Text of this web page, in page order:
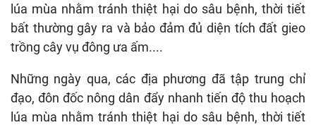
lúa mùa nhằm tránh thiệt hại do sâu bệnh, thời tiết
bất thường gây ra và bảo đảm đủ diện tích đất gieo
trồng cây vụ đông ưa ấm....
Những ngày qua, các địa phương đã tập trung chỉ
đạo, đôn đốc nông dân đẩy nhanh tiến độ thu hoạch
lúa mùa nhằm tránh thiệt hại do sâu bệnh, thời tiết